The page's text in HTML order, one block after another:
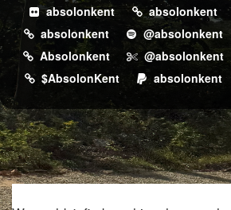
absolonkent
absolonkent
absolonkent
@absolonkent
Absolonkent
@absolonkent
$AbsolonKent
absolonkent